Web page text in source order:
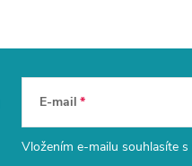
E-mail
Vložením e-mailu souhlasíte s